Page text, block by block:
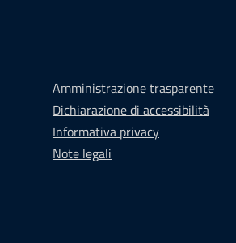
Amministrazione trasparente
Dichiarazione di accessibilità
Informativa privacy
Note legali